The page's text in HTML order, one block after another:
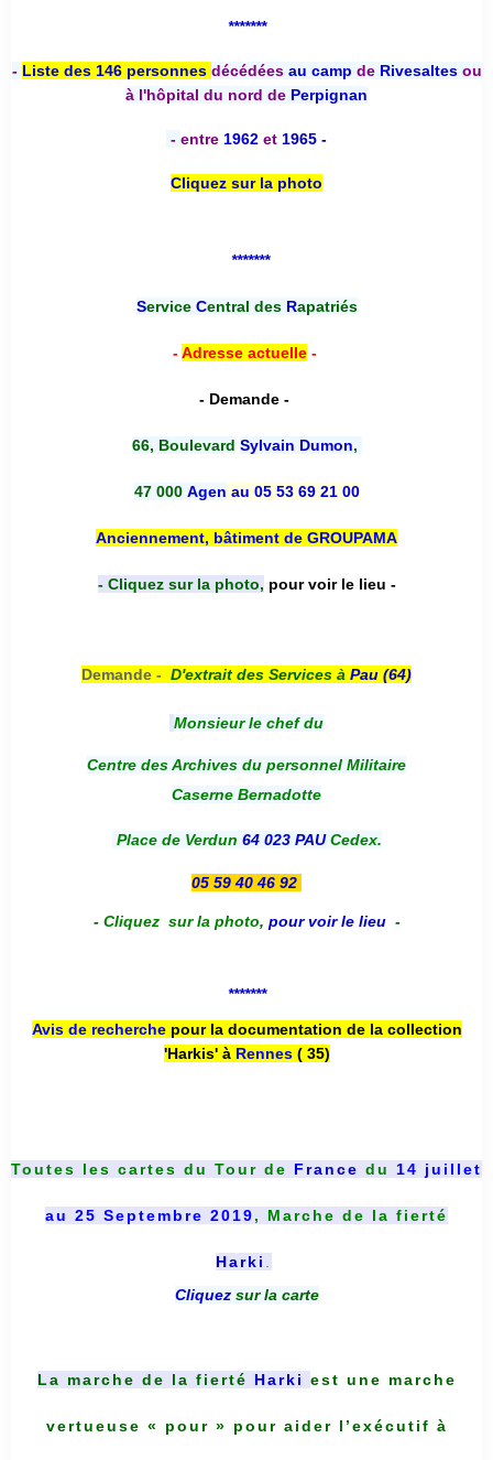
*******
- Liste des 146 personnes décédées au camp deRivesaltesou
à l'hôpital du nord de Perpignan
- entre 1962 et 1965 -
Cliquez sur la photo
*******
Service Central desRapatriés
-Adresse actuelle-
- Demande -
66, Boulevard Sylvain Dumon,
47 000 Agen au 05 53 69 21 00
Anciennement, bâtiment de GROUPAMA
- Cliquez sur la photo, pour voir le lieu -
Demande - D'extrait des Services à Pau (64)
Monsieur le chef du
Centre des Archives du personnel Militaire
Caserne Bernadotte
Place de Verdun 64 023 PAUCedex.
05 59 40 46 92
- Cliquez sur la photo, pour voir le lieu -
*******
Avis de recherche pour la documentation de la collection
'Harkis' à Rennes( 35)
Toutes les cartes du Tour de France du 14 juillet
au 25 Septembre 2019, Marche de la fierté
Harki
Cliquez sur la carte
La marche de la fierté Harki est une marche
vertueuse « pour » pour aider l’exécutif à